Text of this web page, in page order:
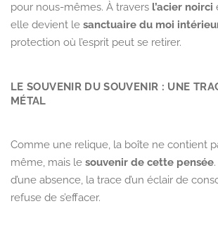
pour nous-mêmes. À travers l’acier noirci
elle devient le sanctuaire du moi
protection où l’esprit peut se retirer.
LE SOUVENIR DU SOUVENIR : UNE
MÉTAL
Comme une relique, la boîte ne contient
même, mais le souvenir de cette pensée
d’une absence, la trace d’un éclair de
refuse de s’effacer.